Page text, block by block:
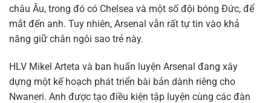
châu Âu, trong đó có Chelsea và một số đội bóng Đức, để
mắt đến anh. Tuy nhiên, Arsenal vẫn rất tự tin vào khả
năng giữ chân ngôi sao trẻ này.
HLV Mikel Arteta và ban huấn luyện Arsenal đang xây
dựng một kế hoạch phát triển bài bản dành riêng cho
Nwaneri. Anh được tạo điều kiện tập luyện cùng các đàn